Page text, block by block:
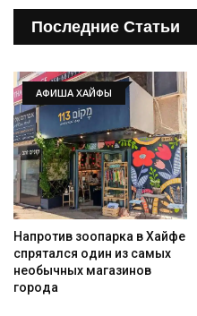
Последние Статьи
АФИША ХАЙФЫ
Напротив зоопарка в Хайфе
спрятался один из самых
необычных магазинов
города